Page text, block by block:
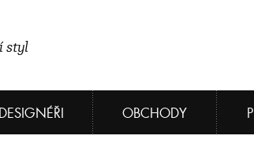
styl
DESIGNÉŘI OBCHODY